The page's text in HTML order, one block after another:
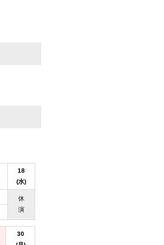
18
(水)
休
演
30